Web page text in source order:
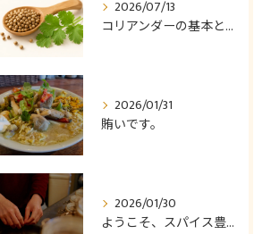
2026/07/13
コリアンダーの基本と使い方
2026/01/31
賄いです。
2026/01/30
ようこそ、スパイス豊かなカレー食堂コモやんへ。